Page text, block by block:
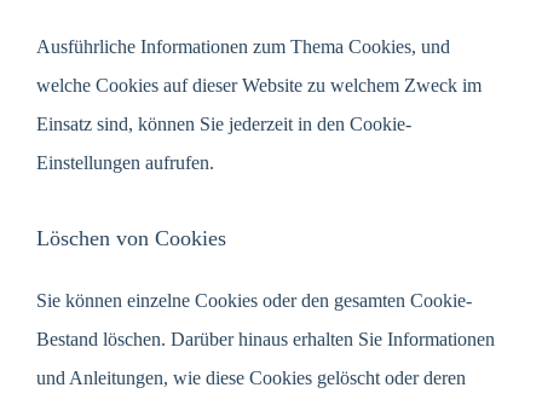
Ausführliche Informationen zum Thema Cookies, und
welche Cookies auf dieser Website zu welchem Zweck im
Einsatz sind, können Sie jederzeit in den Cookie-
Einstellungen aufrufen.
Löschen von Cookies
Sie können einzelne Cookies oder den gesamten Cookie-
Bestand löschen. Darüber hinaus erhalten Sie Informationen
und Anleitungen, wie diese Cookies gelöscht oder deren